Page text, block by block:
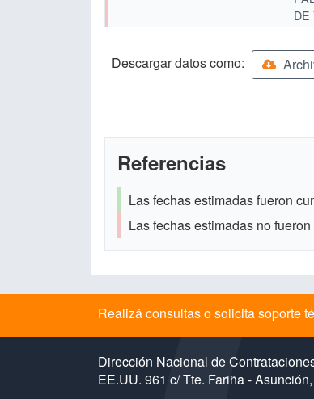
DE
Descargar datos como:
Referencias
Las fechas estimadas fueron
Las fechas estimadas no
Realizá consultas o solicita soporte
Dirección Nacional de
EE.UU. 961 c/ Tte. Fariña -